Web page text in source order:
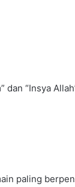
“Insya
paling
Setara
Segera